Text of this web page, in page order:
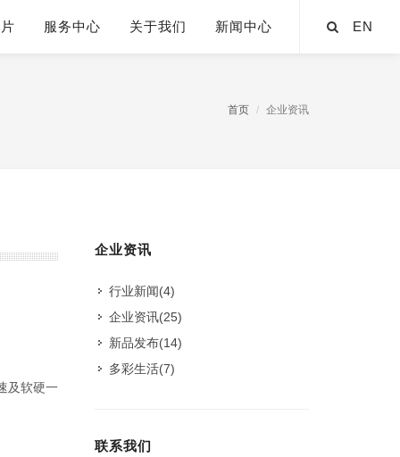
服务中心 关于我们 新闻中心 EN
首页 企业资讯
及软硬一
企业资讯
行业新闻(4)
企业资讯(25)
新品发布(14)
多彩生活(7)
联系我们